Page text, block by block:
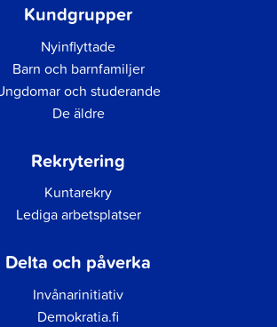
Kundgrupper
Nyinflyttade
Barn och barnfamiljer
och studerande
De äldre
Rekrytering
Kuntarekry
Lediga arbetsplatser
Delta och påverka
Invånarinitiativ
Demokratia.fi